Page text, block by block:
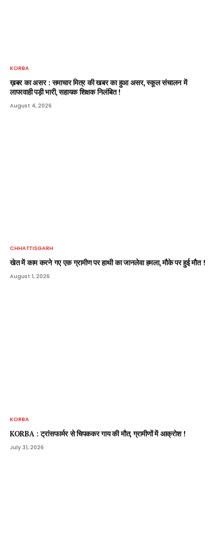
KORBA
ख़बर का असर : समाचार मित्र की खबर का हुआ असर, स्कूल संचालन में
लापरवाही पड़ी भारी, सहायक शिक्षक निलंबित !
August 4, 2026
CHHATTISGARH
खेत में काम करने गए एक ग्रामीण पर हाथी का जानलेवा हमला, मौके पर हुई मौत !
August 1, 2026
KORBA
KORBA : ट्रांसफार्मर से चिपककर गाय की मौत, ग्रामीणों में आक्रोश !
July 31, 2026